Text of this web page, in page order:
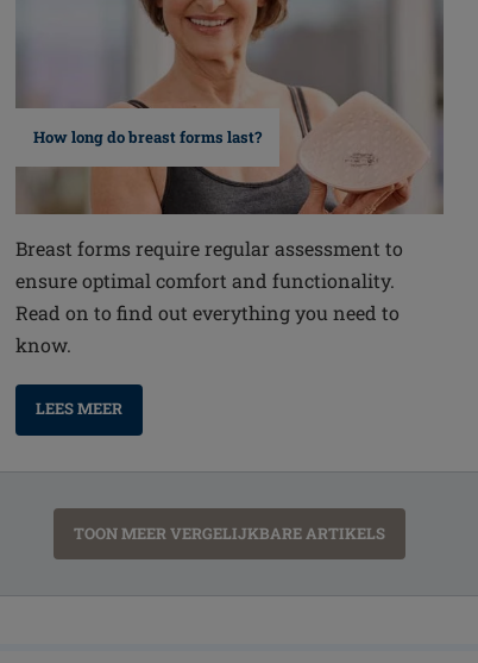
How long do breast forms last?
Breast forms require regular assessment to
ensure optimal comfort and functionality.
Read on to find out everything you need to
know.
LEES MEER
TOON MEER VERGELIJKBARE ARTIKELS